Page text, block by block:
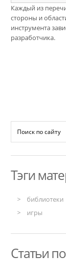
Каждый из
стороны и
инструмента
разработчика.
Тэги
библиотеки
игры
Статьи